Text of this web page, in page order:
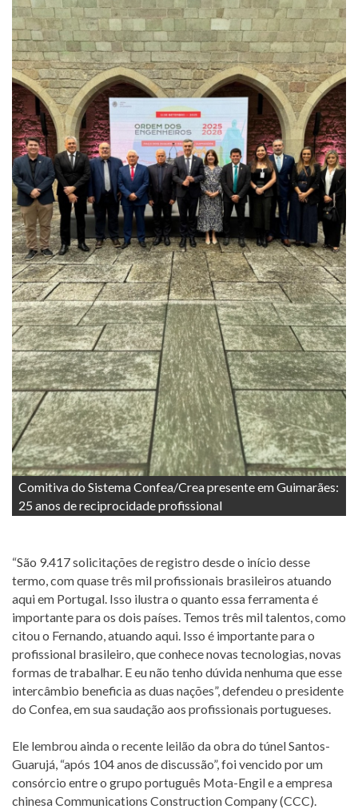
Comitiva do Sistema Confea/Crea presente em Guimarães:
25 anos de reciprocidade profissional
“São 9.417 solicitações de registro desde o início desse
termo, com quase três mil profissionais brasileiros atuando
aqui em Portugal. Isso ilustra o quanto essa ferramenta é
importante para os dois países. Temos três mil talentos, como
citou o Fernando, atuando aqui. Isso é importante para o
profissional brasileiro, que conhece novas tecnologias, novas
formas de trabalhar. E eu não tenho dúvida nenhuma que esse
intercâmbio beneficia as duas nações”, defendeu o presidente
do Confea, em sua saudação aos profissionais portugueses.
Ele lembrou ainda o recente leilão da obra do túnel Santos-
Guarujá, “após 104 anos de discussão”, foi vencido por um
consórcio entre o grupo português Mota-Engil e a empresa
chinesa Communications Construction Company (CCC).